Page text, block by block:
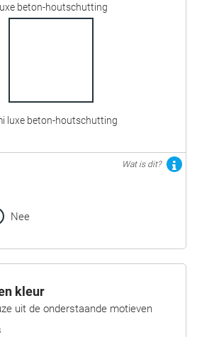
beton-houtschutting
luxe beton-houtschutting
Wat is dit?
Nee
kleur
uit de onderstaande motieven